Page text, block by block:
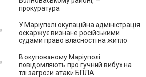
прокуратура
У Маріуполі окупаційна адміністрація
оскаржує визнане російськими
судами право власності на житло
В окупованому Маріуполі
повідомляють про гучний вибух на
тлі загрози атаки БПЛА